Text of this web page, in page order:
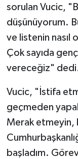
sorulan Vucic,
düşünüyorum.
ve listenin nasıl
Çok sayıda
vereceğiz"
Vucic, "İstifa
geçmeden
Merak etmeyin,
başladım.